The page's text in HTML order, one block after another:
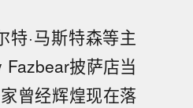
特·马斯特森等主
Fazbear披萨店当
曾经辉煌现在落